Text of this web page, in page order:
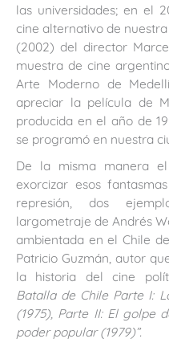
las universidades; en el
cine alternativo de
(2002) del director
muestra de cine
Arte Moderno de
apreciar la película de
producida en el año de
se programó en nuestra
De la misma manera
exorcizar esos
represión, dos
largometraje de Andrés
ambientada en el Chile
Patricio Guzmán, autor
la historia del cine
Batalla de Chile Parte I:
(1975), Parte II: El golpe
poder popular (1979)”.